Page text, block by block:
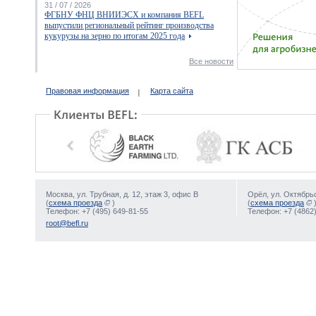
31 / 07 / 2026
ФГБНУ ФНЦ ВНИИЭСХ и компания BEFL
выпустили региональный рейтинг производства
кукурузы на зерно по итогам 2025 года
Все новости
Правовая информация Карта сайта
Москва, ул. Трубная, д. 12, этаж 3, офис В
(схема проезда
)
Телефон: +7 (495) 649-81-55
Орёл, ул.
(схема проезда
)
Телефон: +7
root@befl.ru